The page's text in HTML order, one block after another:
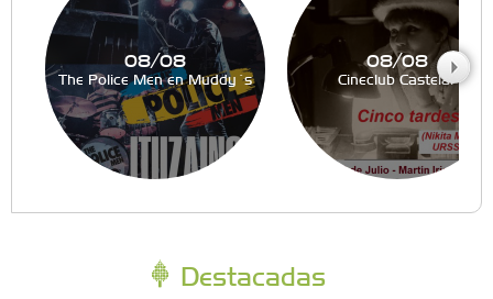
08/08
The Police Men en Muddy´s
08/08
Cineclub Castelar
Destacadas